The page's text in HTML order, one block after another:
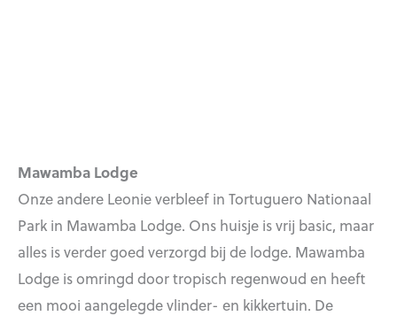
Mawamba Lodge
Onze andere Leonie verbleef in Tortuguero Nationaal
Park in Mawamba Lodge. Ons huisje is vrij basic, maar
alles is verder goed verzorgd bij de lodge. Mawamba
Lodge is omringd door tropisch regenwoud en heeft
een mooi aangelegde vlinder- en kikkertuin. De